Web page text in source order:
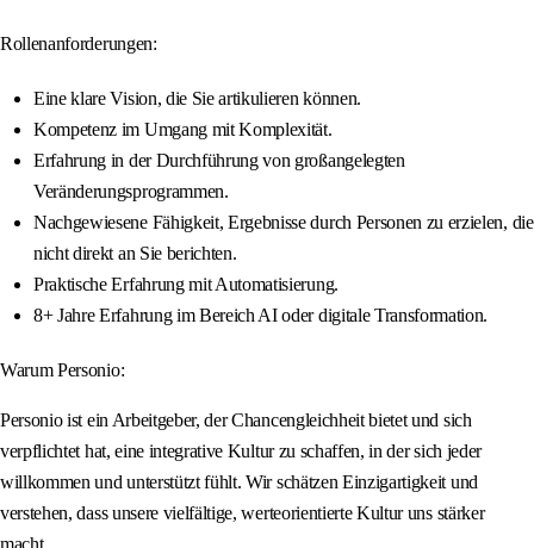
Rollenanforderungen:
Eine klare Vision, die Sie artikulieren können.
Kompetenz im Umgang mit Komplexität.
Erfahrung in der Durchführung von großangelegten
Veränderungsprogrammen.
Nachgewiesene Fähigkeit, Ergebnisse durch Personen zu erzielen, die
nicht direkt an Sie berichten.
Praktische Erfahrung mit Automatisierung.
8+ Jahre Erfahrung im Bereich AI oder digitale Transformation.
Warum Personio:
Personio ist ein Arbeitgeber, der Chancengleichheit bietet und sich
verpflichtet hat, eine integrative Kultur zu schaffen, in der sich jeder
willkommen und unterstützt fühlt. Wir schätzen Einzigartigkeit und
verstehen, dass unsere vielfältige, werteorientierte Kultur uns stärker